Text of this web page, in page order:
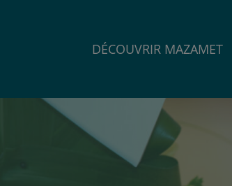
DÉCOUVRIR MAZAMET